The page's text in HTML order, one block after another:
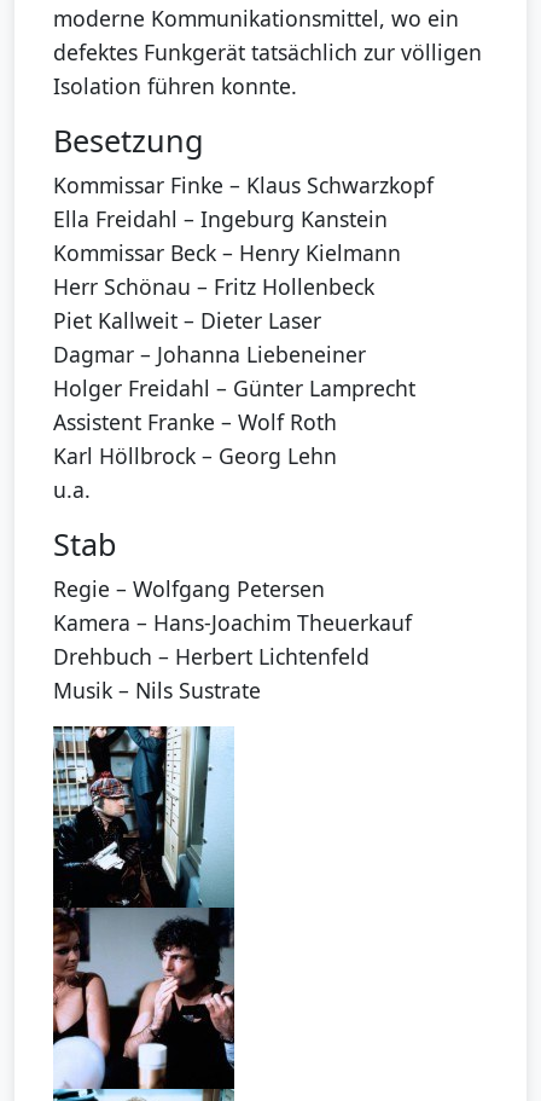
moderne Kommunikationsmittel, wo ein
defektes Funkgerät tatsächlich zur völligen
Isolation führen konnte.
Besetzung
Kommissar Finke – Klaus Schwarzkopf
Ella Freidahl – Ingeburg Kanstein
Kommissar Beck – Henry Kielmann
Herr Schönau – Fritz Hollenbeck
Piet Kallweit – Dieter Laser
Dagmar – Johanna Liebeneiner
Holger Freidahl – Günter Lamprecht
Assistent Franke – Wolf Roth
Karl Höllbrock – Georg Lehn
u.a.
Stab
Regie – Wolfgang Petersen
Kamera – Hans-Joachim Theuerkauf
Drehbuch – Herbert Lichtenfeld
Musik – Nils Sustrate